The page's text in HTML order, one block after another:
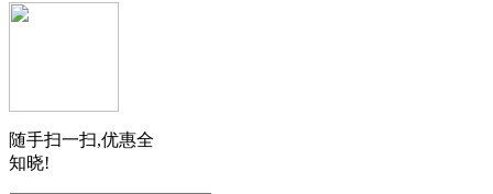
随手扫一扫,优惠全
知晓!